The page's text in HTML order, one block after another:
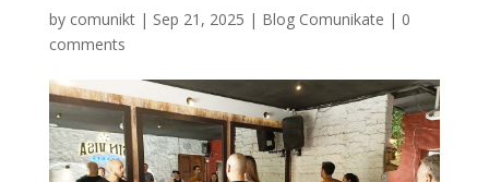
by comunikt| Sep 21, 2025 | Blog Comunikate | 0
comments